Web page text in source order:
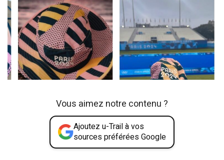
Vous aimez notre contenu ?
Ajoutez u-Trail à vos
sources préférées Google